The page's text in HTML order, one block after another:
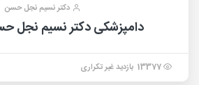
دکتر نسیم نجل حسن
دامپزشکی دکتر نسیم نجل
13377 بازدید غیر تکراری